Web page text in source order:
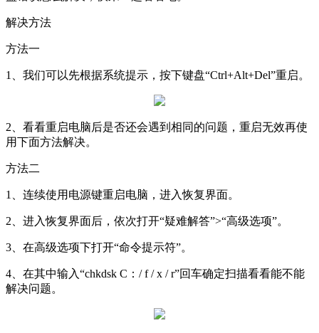
解决方法
方法一
1、我们可以先根据系统提示，按下键盘“Ctrl+Alt+Del”重启。
2、看看重启电脑后是否还会遇到相同的问题，重启无效再使
用下面方法解决。
方法二
1、连续使用电源键重启电脑，进入恢复界面。
2、进入恢复界面后，依次打开“疑难解答”>“高级选项”。
3、在高级选项下打开“命令提示符”。
4、在其中输入“chkdsk C：/ f / x / r”回车确定扫描看看能不能
解决问题。